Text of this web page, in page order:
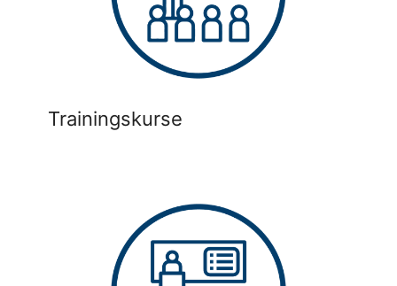
Trainingskurse